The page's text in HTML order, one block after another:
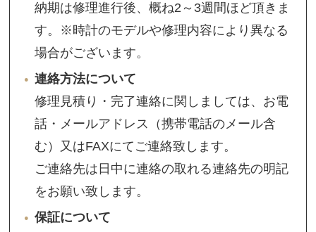
納期は修理進行後、概ね2～3週間ほど頂きま
す。※時計のモデルや修理内容により異なる
場合がございます。
連絡方法について
修理見積り・完了連絡に関しましては、お電
話・メールアドレス（携帯電話のメール含
む）又はFAXにてご連絡致します。
ご連絡先は日中に連絡の取れる連絡先の明記
をお願い致します。
保証について